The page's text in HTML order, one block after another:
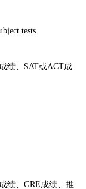
tests
绩、SAT或ACT成
绩、GRE成绩、推